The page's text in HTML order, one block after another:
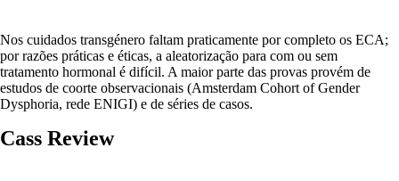
Nos cuidados transgénero faltam praticamente por completo os ECA;
por razões práticas e éticas, a aleatorização para com ou sem
tratamento hormonal é difícil. A maior parte das provas provém de
estudos de coorte observacionais (Amsterdam Cohort of Gender
Dysphoria, rede ENIGI) e de séries de casos.
Cass Review